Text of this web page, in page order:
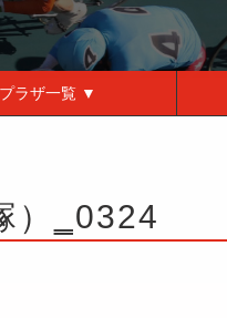
プラザ一覧 ▼
）‗0324